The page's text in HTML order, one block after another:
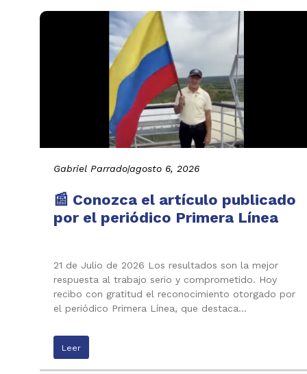
Gabriel Parrado|agosto 6, 2026
📰 Conozca el artículo publicado
por el periódico Primera Línea
21 de Julio de 2026 Los resultados son la mejor
respuesta al trabajo serio y comprometido. Hoy
recibo con gratitud el reconocimiento otorgado por
el periódico Primera Línea, que destaca…
Leer